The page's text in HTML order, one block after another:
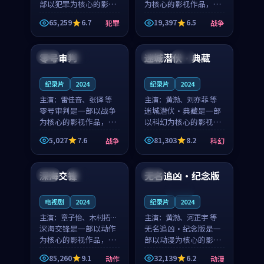
部以犯罪为核心的影视
作品，围绕危机、反转
与人物成长展开，整体
节奏紧凑，值得推荐观
看。
65,259 6.7 犯罪
为核心的影视作品，围
绕危机、反转与人物成
长展开，整体节奏紧
凑，值得推荐观看。
19,397 6.5 战争
泰国 院线
零号审判
纪录片 2024
主演： 雷佳音、张译 等
零号审判是一部以战争
为核心的影视作品，围
绕危机、反转与人物成
长展开，整体节奏紧
凑，值得推荐观看。
5,027 7.6 战争
美国 杜比
迷城潜伏·典藏
纪录片 2024
主演： 黄渤、刘亦菲 等
迷城潜伏·典藏是一部
以科幻为核心的影视作
品，围绕危机、反转与
人物成长展开，整体节
奏紧凑，值得推荐观
看。
81,303 8.2 科幻
韩国 杜比
深海交锋
电视剧 2024
主演： 章子怡、木村拓哉
等
深海交锋是一部以动作
为核心的影视作品，围
绕危机、反转与人物成
长展开，整体节奏紧
85,260 9.1 动作
法国
无名追凶·纪念版
纪录片 2024
主演： 黄渤、河正宇 等
无名追凶·纪念版是一
部以动漫为核心的影视
作品，围绕危机、反转
与人物成长展开，整体
32,139 6.2 动漫